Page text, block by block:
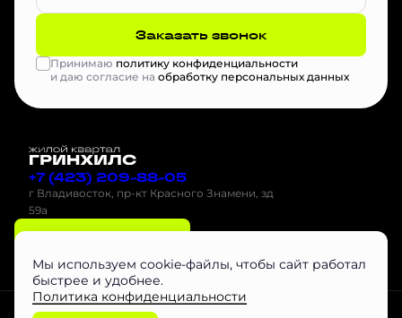
Заказать звонок
Принимаю политику конфиденциальности
и даю согласие на обработку персональных данных
+7 (423) 209-88-05
г Владивосток, пр-кт Красного Знамени, зд
59а
Оставить заявку
Проектная декларация на наш.дом.рфСкачать буклет
Любая информация, представленная на данном сайте, носит исключительно
Мы используем cookie-файлы, чтобы сайт работал
быстрее и удобнее.
Политика конфиденциальности